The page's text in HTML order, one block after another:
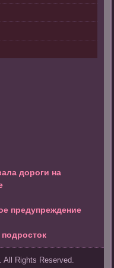
дороги на
предупреждение
All Rights Reserved.